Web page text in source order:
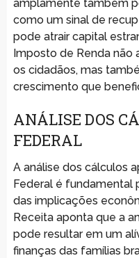
amplamente também
como um sinal de
pode atrair capital
Imposto de Renda não
os cidadãos, mas
crescimento que
ANÁLISE DOS
FEDERAL
A análise dos cálculos
Federal é fundamental
das implicações
Receita aponta que a
pode resultar em um
finanças das famílias